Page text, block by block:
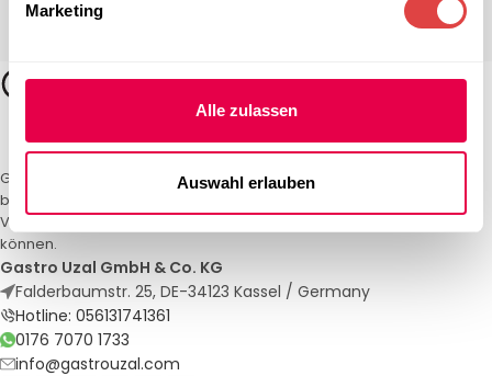
Marketing
Alle zulassen
Auswahl erlauben
Gastro Uzal – Ihr Spezialist für Gastronomiemöbel und -textilien. Wir
bieten maßgeschneiderte Lösungen für Restaurants, Hotels und
Veranstaltungen. Qualität und Service, auf die Sie sich verlassen
können.
Gastro Uzal GmbH & Co. KG
Falderbaumstr. 25, DE-34123 Kassel / Germany
Hotline: 056131741361
0176 7070 1733
info@gastrouzal.com